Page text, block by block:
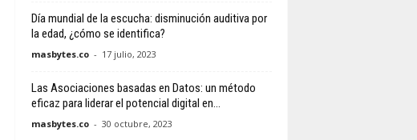
Día mundial de la escucha: disminución auditiva por
la edad, ¿cómo se identifica?
masbytes.co - 17 julio, 2023
Las Asociaciones basadas en Datos: un método
eficaz para liderar el potencial digital en...
masbytes.co - 30 octubre, 2023